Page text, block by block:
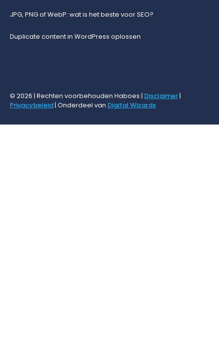
JPG, PNG of WebP: wat is het beste voor SEO?
Duplicate content in WordPress oplossen
© 2026 | Rechten voorbehouden Haboes | Disclaimer|
Privacybeleid| Onderdeel van Digital Wizards